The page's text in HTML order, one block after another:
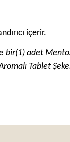
içerir.
bir(1) adet
Aromalı Tablet